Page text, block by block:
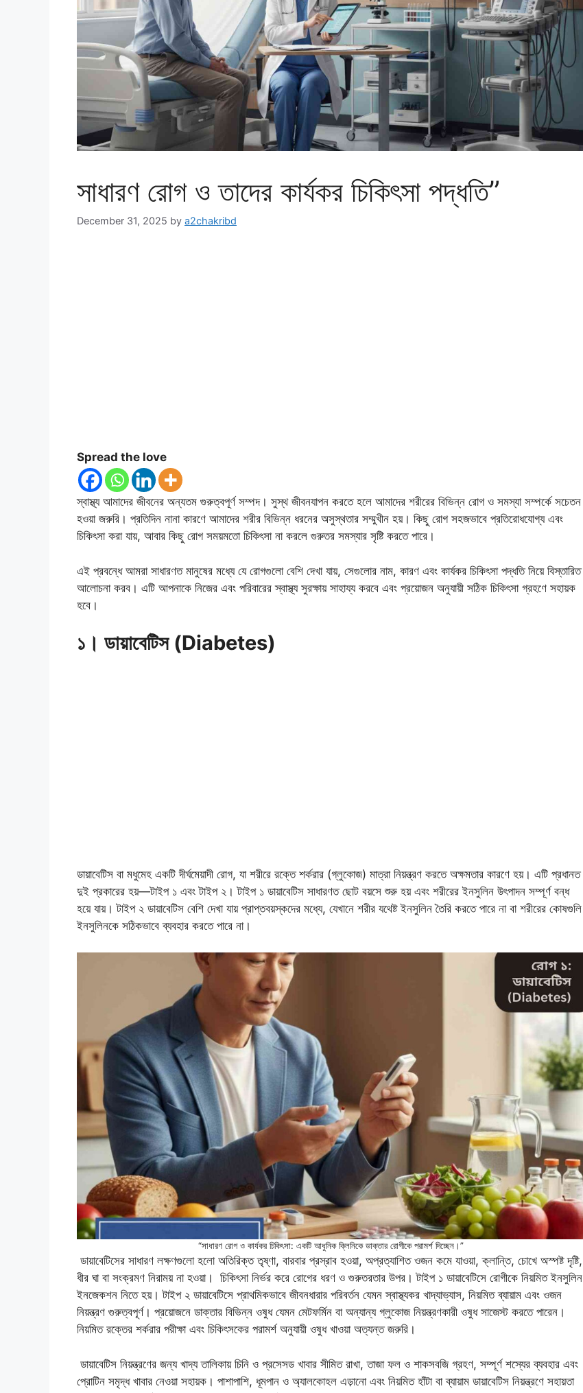
সাধারণ রোগ ও তাদের কার্যকর চিকিৎসা পদ্ধতি”
December 31, 2025 by a2chakribd
Spread the love
স্বাস্থ্য আমাদের জীবনের অন্যতম গুরুত্বপূর্ণ সম্পদ। সুস্থ জীবনযাপন করতে হলে আমাদের শরীরের বিভিন্ন রোগ ও সমস্যা সম্পর্কে সচেতন
হওয়া জরুরি। প্রতিদিন নানা কারণে আমাদের শরীর বিভিন্ন ধরনের অসুস্থতার সম্মুখীন হয়। কিছু রোগ সহজভাবে প্রতিরোধযোগ্য এবং
চিকিৎসা করা যায়, আবার কিছু রোগ সময়মতো চিকিৎসা না করলে গুরুতর সমস্যার সৃষ্টি করতে পারে।
এই প্রবন্ধে আমরা সাধারণত মানুষের মধ্যে যে রোগগুলো বেশি দেখা যায়, সেগুলোর নাম, কারণ এবং কার্যকর চিকিৎসা পদ্ধতি নিয়ে বিস্তারিত
আলোচনা করব। এটি আপনাকে নিজের এবং পরিবারের স্বাস্থ্য সুরক্ষায় সাহায্য করবে এবং প্রয়োজন অনুযায়ী সঠিক চিকিৎসা গ্রহণে সহায়ক
হবে।
১। ডায়াবেটিস (Diabetes)
ডায়াবেটিস বা মধুমেহ একটি দীর্ঘমেয়াদী রোগ, যা শরীরে রক্তে শর্করার (গ্লুকোজ) মাত্রা নিয়ন্ত্রণ করতে অক্ষমতার কারণে হয়। এটি প্রধানত
দুই প্রকারের হয়—টাইপ ১ এবং টাইপ ২। টাইপ ১ ডায়াবেটিস সাধারণত ছোট বয়সে শুরু হয় এবং শরীরের ইনসুলিন উৎপাদন সম্পূর্ণ বন্ধ
হয়ে যায়। টাইপ ২ ডায়াবেটিস বেশি দেখা যায় প্রাপ্তবয়স্কদের মধ্যে, যেখানে শরীর যথেষ্ট ইনসুলিন তৈরি করতে পারে না বা শরীরের কোষগুলি
ইনসুলিনকে সঠিকভাবে ব্যবহার করতে পারে না।
“সাধারণ রোগ ও কার্যকর চিকিৎসা: একটি আধুনিক ক্লিনিকে ডাক্তার রোগীকে পরামর্শ দিচ্ছেন।”
ডায়াবেটিসের সাধারণ লক্ষণগুলো হলো অতিরিক্ত তৃষ্ণা, বারবার প্রস্রাব হওয়া, অপ্রত্যাশিত ওজন কমে যাওয়া, ক্লান্তি, চোখে অস্পষ্ট দৃষ্টি,
ধীর ঘা বা সংক্রমণ নিরাময় না হওয়া। চিকিৎসা নির্ভর করে রোগের ধরণ ও গুরুতরতার উপর। টাইপ ১ ডায়াবেটিসে রোগীকে নিয়মিত ইনসুলিন
ইনজেকশন নিতে হয়। টাইপ ২ ডায়াবেটিসে প্রাথমিকভাবে জীবনধারার পরিবর্তন যেমন স্বাস্থ্যকর খাদ্যাভ্যাস, নিয়মিত ব্যায়াম এবং ওজন
নিয়ন্ত্রণ গুরুত্বপূর্ণ। প্রয়োজনে ডাক্তার বিভিন্ন ওষুধ যেমন মেটফর্মিন বা অন্যান্য গ্লুকোজ নিয়ন্ত্রণকারী ওষুধ সাজেস্ট করতে পারেন।
নিয়মিত রক্তের শর্করার পরীক্ষা এবং চিকিৎসকের পরামর্শ অনুযায়ী ওষুধ খাওয়া অত্যন্ত জরুরি।
ডায়াবেটিস নিয়ন্ত্রণের জন্য খাদ্য তালিকায় চিনি ও প্রসেসড খাবার সীমিত রাখা, তাজা ফল ও শাকসবজি গ্রহণ, সম্পূর্ণ শস্যের ব্যবহার এবং
প্রোটিন সমৃদ্ধ খাবার নেওয়া সহায়ক। পাশাপাশি, ধূমপান ও অ্যালকোহল এড়ানো এবং নিয়মিত হাঁটা বা ব্যায়াম ডায়াবেটিস নিয়ন্ত্রণে সহায়তা